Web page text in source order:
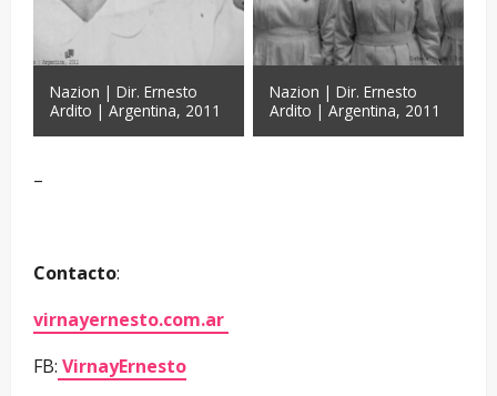
Nazion | Dir. Ernesto
Ardito | Argentina, 2011
Nazion | Dir. Ernesto
Ardito | Argentina, 2011
–
Contacto:
virnayernesto.com.ar
FB: VirnayErnesto